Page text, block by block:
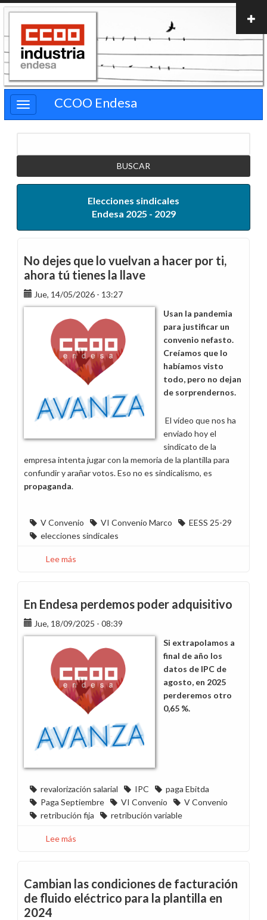
Pasar
contenido
principal
CCOO Endesa
Elecciones sindicales
Endesa 2025 - 2029
No dejes que lo vuelvan a hacer por ti,
ahora tú tienes la llave
Jue, 14/05/2026 - 13:27
Usan la pandemia
para justificar un
convenio nefasto.
Creíamos que lo
habíamos visto
todo, pero no dejan
de sorprendernos.
El vídeo que nos ha
enviado hoy el
sindicato de la
empresa intenta jugar con la memoria de la plantilla para
confundir y arañar votos. Eso no es sindicalismo, es
propaganda.
V Convenio VI Convenio Marco
EESS 25-29
elecciones sindicales
Lee más
lo
vuelvan
a
hacer
por
ti,
ahora
tú
tienes
la
llave
En Endesa perdemos poder adquisitivo
Jue, 18/09/2025 - 08:39
Si extrapolamos a
final de año los
datos de IPC de
agosto, en 2025
perderemos otro
0,65 %.
revalorización salarial IPC
paga Ebitda
Paga Septiembre
VI Convenio
V Convenio
retribución fija
retribución variable
Lee más
poder
adquisitivo
Cambian las condiciones de facturación
de fluido eléctrico para la plantilla en
2024